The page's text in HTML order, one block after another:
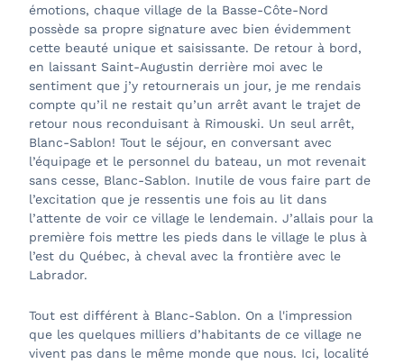
émotions, chaque village de la Basse-Côte-Nord
possède sa propre signature avec bien évidemment
cette beauté unique et saisissante. De retour à bord,
en laissant Saint-Augustin derrière moi avec le
sentiment que j’y retournerais un jour, je me rendais
compte qu’il ne restait qu’un arrêt avant le trajet de
retour nous reconduisant à Rimouski. Un seul arrêt,
Blanc-Sablon! Tout le séjour, en conversant avec
l’équipage et le personnel du bateau, un mot revenait
sans cesse, Blanc-Sablon. Inutile de vous faire part de
l’excitation que je ressentis une fois au lit dans
l’attente de voir ce village le lendemain. J’allais pour la
première fois mettre les pieds dans le village le plus à
l’est du Québec, à cheval avec la frontière avec le
Labrador.
Tout est différent à Blanc-Sablon. On a l'impression
que les quelques milliers d’habitants de ce village ne
vivent pas dans le même monde que nous. Ici, localité